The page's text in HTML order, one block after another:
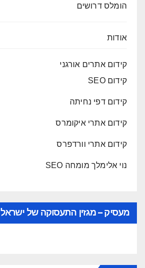
הומלס דרושים
אודות
קידום אתרים אורגני
קידום SEO
קידום דפי נחיתה
קידום אתרי איקומרס
קידום אתרי וורדפרס
נוי אלימלך מומחה SEO
מעסיק – מגזין התעסוקה של ישראל